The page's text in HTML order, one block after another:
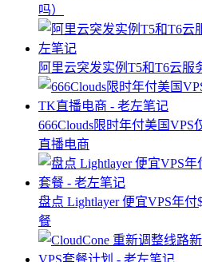
吗）
阿里云突发实例T5和T6云服
666Clouds限时年付美国VPS
直播电商
盘点 Lightlayer 便宜VPS年
餐